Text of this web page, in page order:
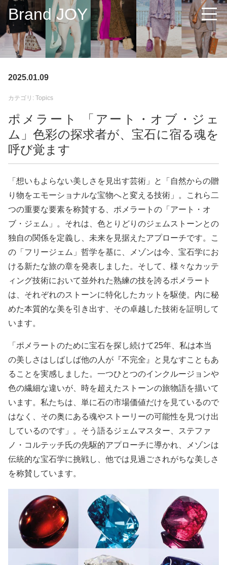
Brand JOY
2025.01.09
カテゴリ: Topics
ポメラート 「アート・オブ・ジェ
ム」色彩の探求者が、宝石に宿る魂を
呼び覚ます
「想いもよらない美しさを見出す芸術」と「自然からの贈
り物をエモーショナルな宝物へと変える技術」。これら二
つの重要な要素を称賛する、ポメラートの「アート・オ
ブ・ジェム」。それは、色とりどりのジェムストーンとの
独自の関係を定義し、未来を見据えたアプローチです。こ
の「フリージェム」哲学を基に、メゾンは今、宝石学にお
ける新たな旅の章を発表しました。そして、様々なカッテ
ィング技術において並外れた熟練の技を誇るポメラート
は、それぞれのストーンに特化したカットを駆使。内に秘
めた本質的な美を引き出す、その卓越した技術を証明して
います。
「ポメラートのために宝石を探し続けて25年、私は本当
の美しさはしばしば他の人が『不完全』と見なすこともあ
ることを実感しました。一つひとつのインクルージョンや
色の繊細な違いが、時を超えたストーンの旅物語を描いて
います。私たちは、単に石の市場価値だけを見ているので
はなく、その奥にある魂やストーリーの可能性を見つけ出
しているのです」。そう語るジェムマスター、ステファ
ノ・コルテッチ氏の先駆的アプローチに導かれ、メゾンは
伝統的な宝石学に挑戦し、他では見過ごされがちな美しさ
を称賛しています。